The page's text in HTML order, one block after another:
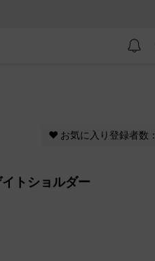
♥ お気に入り登録者数：
トショルダー